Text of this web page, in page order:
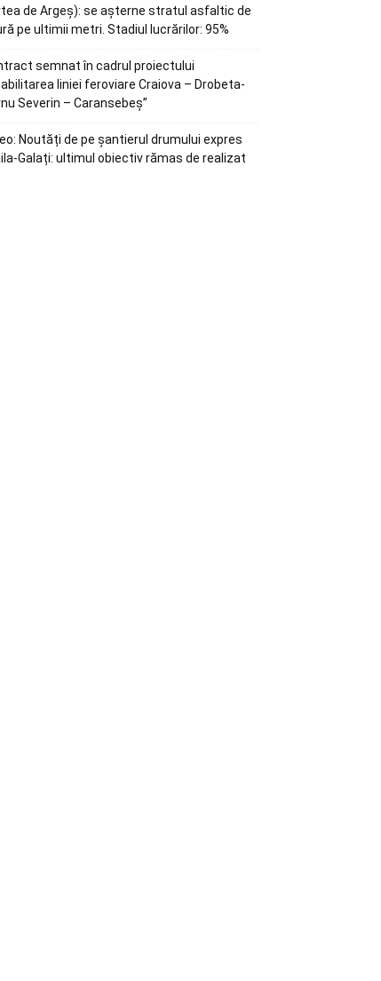
de Argeș): se așterne stratul asfaltic de
pe ultimii metri. Stadiul lucrărilor: 95%
semnat în cadrul proiectului
liniei feroviare Craiova – Drobeta-
Severin – Caransebeș”
Noutăți de pe șantierul drumului expres
Galați: ultimul obiectiv rămas de realizat